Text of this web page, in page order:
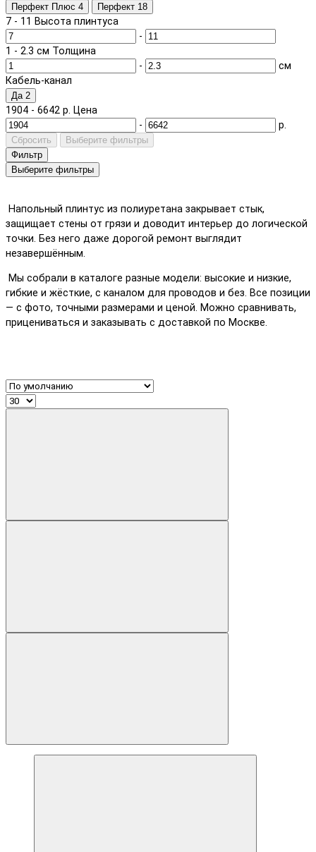
Перфект Плюс 4 Перфект 18
7 - 11 Высота плинтуса
-
1 - 2.3 см Толщина
-
см
Кабель-канал
Да 2
1904 - 6642 р. Цена
-
р.
Сбросить
Выберите фильтры
Фильтр
Выберите фильтры
Напольный плинтус из полиуретана закрывает стык,
защищает стены от грязи и доводит интерьер до логической
точки. Без него даже дорогой ремонт выглядит
незавершённым.
Мы собрали в каталоге разные модели: высокие и низкие,
гибкие и жёсткие, с каналом для проводов и без. Все позиции
— с фото, точными размерами и ценой. Можно сравнивать,
прицениваться и заказывать с доставкой по Москве.